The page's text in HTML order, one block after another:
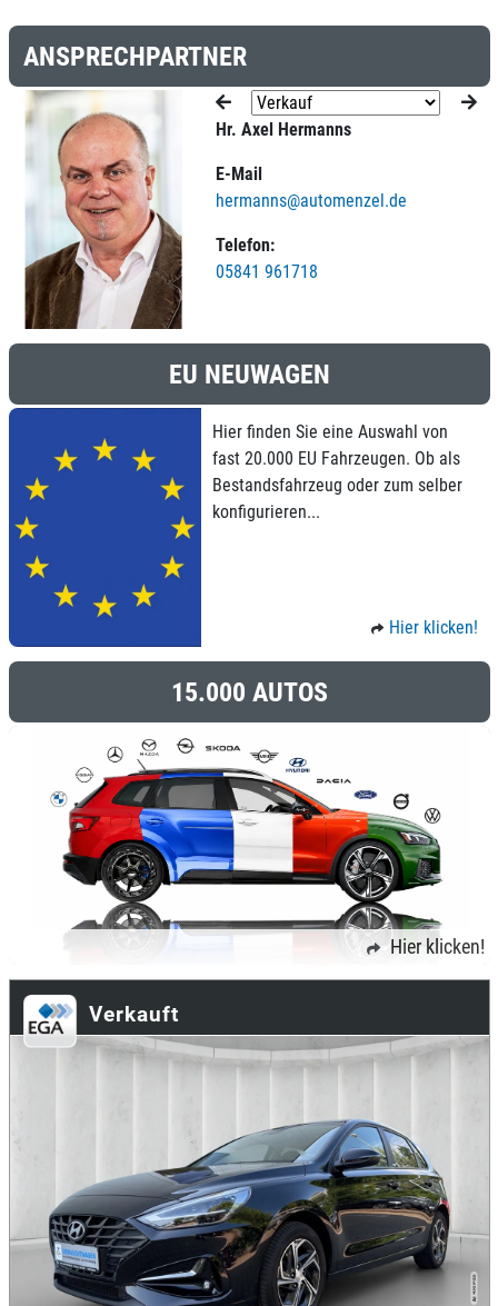
ANSPRECHPARTNER
Hr. Axel Hermanns
E-Mail
hermanns@automenzel.de
Telefon:
05841 961718
EU NEUWAGEN
Hier finden Sie eine Auswahl von
fast 20.000 EU Fahrzeugen. Ob als
Bestandsfahrzeug oder zum selber
konfigurieren...
Hier klicken!
15.000 AUTOS
Hier klicken!
Verkauft